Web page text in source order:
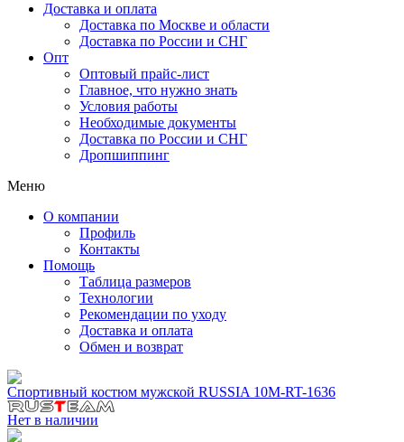
Доставка и оплата
Доставка по Москве и области
Доставка по России и СНГ
Опт
Оптовый прайс-лист
Главное, что нужно знать
Условия работы
Необходимые документы
Доставка по России и СНГ
Дропшиппинг
Меню
О компании
Профиль
Контакты
Помощь
Таблица размеров
Технологии
Рекомендации по уходу
Доставка и оплата
Обмен и возврат
Спортивный костюм мужской RUSSIA 10M-RT-1636
Нет в наличии